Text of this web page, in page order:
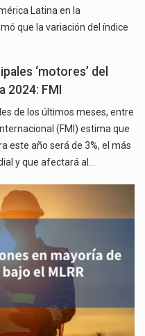
Latina en la
que la variación del índice
‘motores’ del
2024: FMI
de los últimos meses, entre
(FMI) estima que
este año será de 3%, el más
y que afectará al…